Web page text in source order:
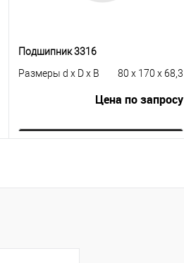
Подшипник 3316
Размеры d x D x B
80 x 170 x 68,3
Цена по запросу
Купить в 1 клик
К сравнению